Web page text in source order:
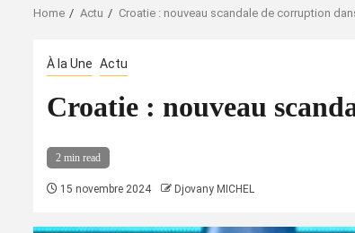
Home Actu Croatie : nouveau scandale de corruption
À la Une Actu
Croatie : nouveau
2 min read
15 novembre 2024 Djovany MICHEL